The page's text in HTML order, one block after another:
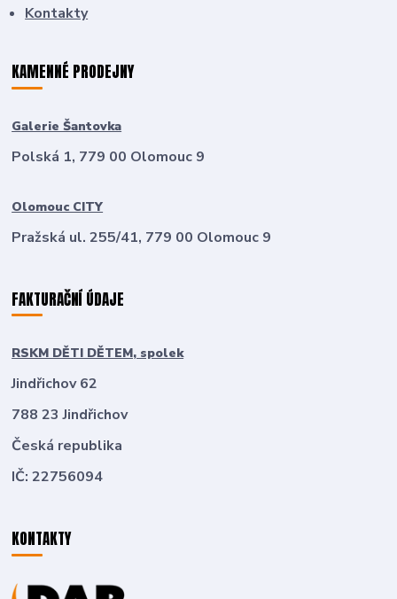
Kontakty
KAMENNÉ PRODEJNY
Galerie Šantovka
Polská 1, 779 00 Olomouc 9
Olomouc CITY
Pražská ul. 255/41, 779 00 Olomouc 9
FAKTURAČNÍ ÚDAJE
RSKM DĚTI DĚTEM, spolek
Jindřichov 62
788 23 Jindřichov
Česká republika
IČ: 22756094
KONTAKTY